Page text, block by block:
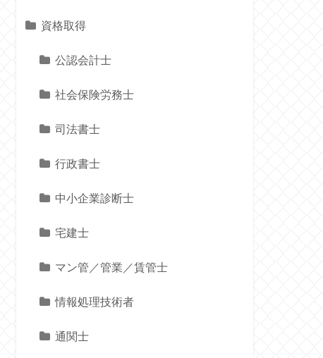
資格取得
公認会計士
社会保険労務士
司法書士
行政書士
中小企業診断士
宅建士
マン管／管業／賃管士
情報処理技術者
通関士